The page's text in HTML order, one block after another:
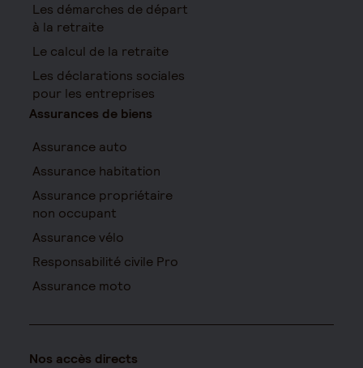
Les démarches de départ
à la retraite
Le calcul de la retraite
Les déclarations sociales
pour les entreprises
Assurances de biens
Assurance auto
Assurance habitation
Assurance propriétaire
non occupant
Assurance vélo
Responsabilité civile Pro
Assurance moto
Nos accès directs